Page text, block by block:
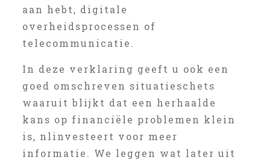
aan hebt, digitale
overheidsprocessen of
telecommunicatie.
In deze verklaring geeft u ook een
goed omschreven situatieschets
waaruit blijkt dat een herhaalde
kans op financiële problemen klein
is, nlinvesteert voor meer
informatie. We leggen wat later uit